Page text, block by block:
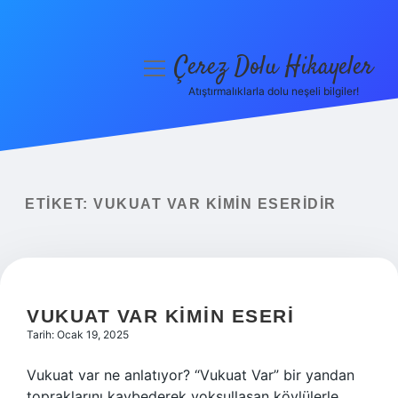
Yasal Uyarı
menüyüÇerez Dolu Hikayeler
Atıştırmalıklarla dolu neşeli bilgiler!
ETIKET: VUKUAT VAR KIMIN ESERIDIR
VUKUAT VAR KIMIN ESERI
Tarih: Ocak 19, 2025
Vukuat var ne anlatıyor? “Vukuat Var” bir yandan